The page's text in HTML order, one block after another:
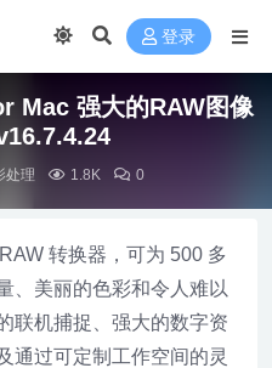
登录
Mac 强大的RAW图像
处理 1.8K 0
转换器，可为 500 多
、美丽的色彩和令人难以
联机捕捉、强大的数字资
通过可定制工作空间的灵